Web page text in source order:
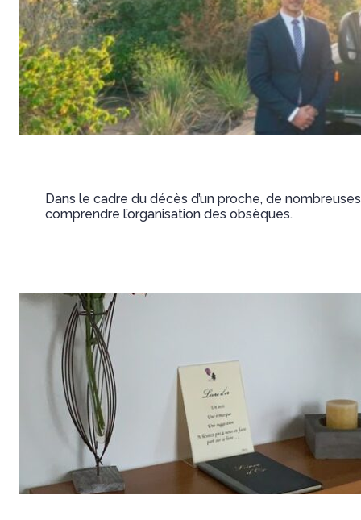
Dans le cadre du décès d’un proche, de
comprendre l’organisation des obsèques.